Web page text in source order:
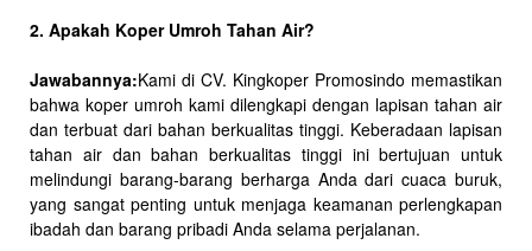
2. Apakah Koper Umroh Tahan Air?
Jawabannya:Kami di CV. Kingkoper Promosindo memastikan
bahwa koper umroh kami dilengkapi dengan lapisan tahan air
dan terbuat dari bahan berkualitas tinggi. Keberadaan lapisan
tahan air dan bahan berkualitas tinggi ini bertujuan untuk
melindungi barang-barang berharga Anda dari cuaca buruk,
yang sangat penting untuk menjaga keamanan perlengkapan
ibadah dan barang pribadi Anda selama perjalanan.